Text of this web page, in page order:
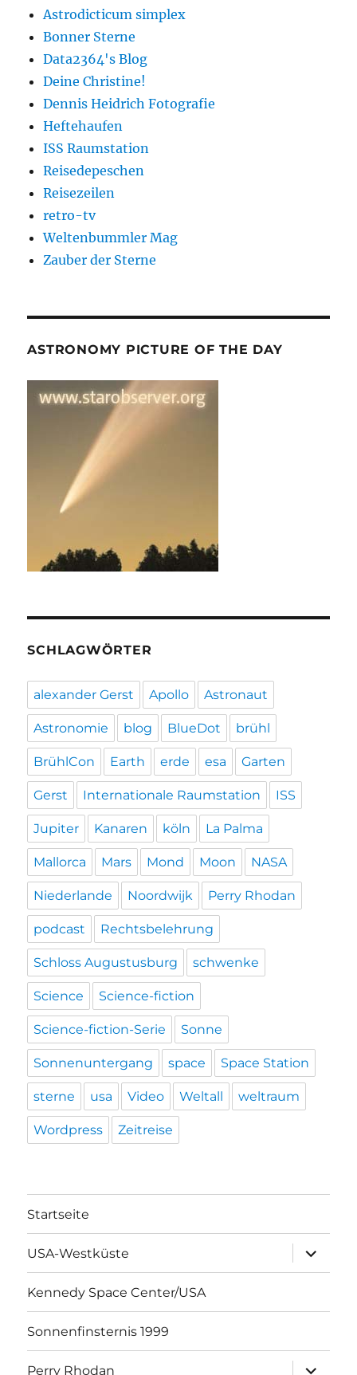
Astrodicticum simplex
Bonner Sterne
Data2364's Blog
Deine Christine!
Dennis Heidrich Fotografie
Heftehaufen
ISS Raumstation
Reisedepeschen
Reisezeilen
retro-tv
Weltenbummler Mag
Zauber der Sterne
ASTRONOMY PICTURE OF THE DAY
SCHLAGWÖRTER
alexander Gerst Apollo Astronaut
Astronomie blog BlueDot brühl
BrühlCon Earth erde esa Garten
Gerst Internationale Raumstation ISS
Jupiter Kanaren köln La Palma
Mallorca Mars Mond Moon NASA
Niederlande Noordwijk Perry Rhodan
podcast Rechtsbelehrung
Schloss Augustusburg schwenke
Science Science-fiction
Science-fiction-Serie Sonne
Sonnenuntergang space Space Station
sterne usa Video Weltall weltraum
Wordpress Zeitreise
Startseite
USA-Westküste
öffnen
Kennedy Space Center/USA
Sonnenfinsternis 1999
Perry Rhodan